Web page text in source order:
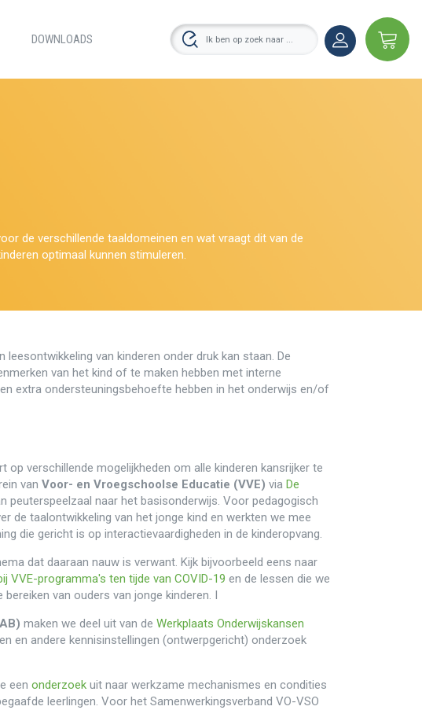
DOWNLOADS
de verschillende taaldomeinen en wat vraagt dit van de
optimaal kunnen stimuleren.
van kinderen onder druk kan staan. De
van het kind of te maken hebben met interne
extra ondersteuningsbehoefte hebben in het onderwijs en/of
op verschillende mogelijkheden om alle kinderen kansrijker te
van Voor- en Vroegschoolse Educatie (VVE) via De
peuterspeelzaal naar het basisonderwijs. Voor pedagogisch
de taalontwikkeling van het jonge kind en werkten we mee
die gericht is op interactievaardigheden in de kinderopvang.
dat daaraan nauw is verwant. Kijk bijvoorbeeld eens naar
VVE-programma's ten tijde van COVID-19 en de lessen die we
van ouders van jonge kinderen. I
maken we deel uit van de Werkplaats Onderwijskansen
en andere kennisinstellingen (ontwerpgericht) onderzoek
een onderzoek uit naar werkzame mechanismes en condities
leerlingen. Voor het Samenwerkingsverband VO-VSO